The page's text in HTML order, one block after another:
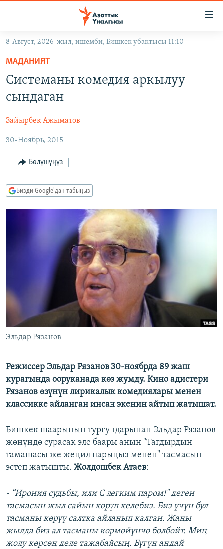
Навигацияга
өтүңүз
Издөөгө
салыңыз
ЭКОНОМИКА
МАДАНИЯТ
БОРБОР АЗИЯ
АТАЙЫН ИЛИКТӨӨ
ТВ ПРОГРАММАЛАР
БҮГҮН АЗАТТЫКТА
БИЗ ЖАНА ДҮЙНӨ
ЫҢГАЙСЫЗ СУРООЛОР
ПОДКАСТ
ӨЗГӨЧӨ ПИКИР
ЭЕ/АРнун бардык сайттары
8-Август, 2026-жыл, ишемби, Бишкек убактысы 11:10
МАДАНИЯТ
Системаны комедия аркылуу
сындаган
Зайырбек Ажыматов
30-Ноябрь, 2015
Бөлүшүңүз
Бизди Google'дан табыңыз
Эльдар Рязанов
Режиссер Эльдар Рязанов 30-ноябрда 89 жаш
курагында ооруканада көз жумду. Кино адистери
Рязанов өзүнүн лирикалык комедиялары менен
классикке айланган инсан экенин айтып жатышат.
Бишкек шаарынын тургундарынан Эльдар Рязанов
жөнүндө сурасак эле баары анын "Тагдырдын
тамашасы же жеңил парыңыз менен" тасмасын
эстеп жатышты. Жолдошбек Атаев:
- “Ирония судьбы, или С легким паром!" деген
тасмасын жыл сайын көрүп келебиз. Биз үчүн бул
тасманы көрүү салтка айланып калган. Жаңы
жылда биз ал тасманы көрмөйүнчө болбойт. Миң
жолу көрсөң деле тажабайсың. Бүгүн андай